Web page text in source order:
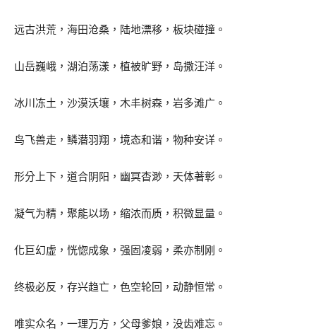
远古洪荒，海田沧桑，陆地漂移，板块碰撞。
山岳巍峨，湖泊荡漾，植被旷野，岛撒汪洋。
冰川冻土，沙漠沃壤，木丰树森，岩多滩广。
鸟飞兽走，鳞潜羽翔，境态和谐，物种安详。
形分上下，道合阴阳，幽冥杳渺，天体著彰。
凝气为精，聚能以场，缩浓而质，积微显量。
化巨幻虚，恍惚成象，强固凌弱，柔亦制刚。
终极必反，存兴趋亡，色空轮回，动静恒常。
唯实众名，一理万方，父母爹娘，没齿难忘。